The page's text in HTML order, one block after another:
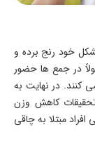
خود رنج برده و
در جمع ها حضور
کنند. در نهایت به
کاهش وزن
افسردگی افراد مبتلا به چاقی